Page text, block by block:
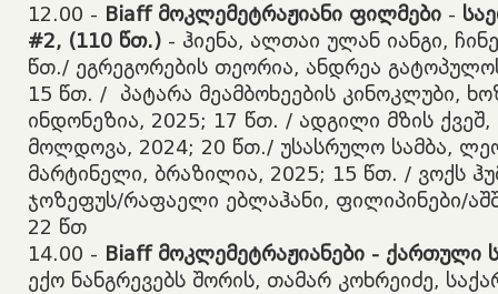
​12.00 - Biaff მოკლემეტრაჟიანი ფილმები -
#2, (110 წთ.) - ჰიენა, ალთაი ულან იანგი,
წთ./ ეგრეგორების თეორია, ანდრეა
15 წთ. / პატარა მეამბოხეების კინოკლუბი,
ინდონეზია, 2025; 17 წთ. / ადგილი მზის
მოლდოვა, 2024; 20 წთ./ უსასრულო სამბა,
მარტინელი, ბრაზილია, 2025; 15 წთ. / ვოქს
ჯოზეფუს/რაფაელი ებლაჰანი, ფილიპინები/
22 წთ
​14.00 - Biaff მოკლემეტრაჟიანები - ქართული
ექო ნანგრევებს შორის, თამარ კოხრეიძე,